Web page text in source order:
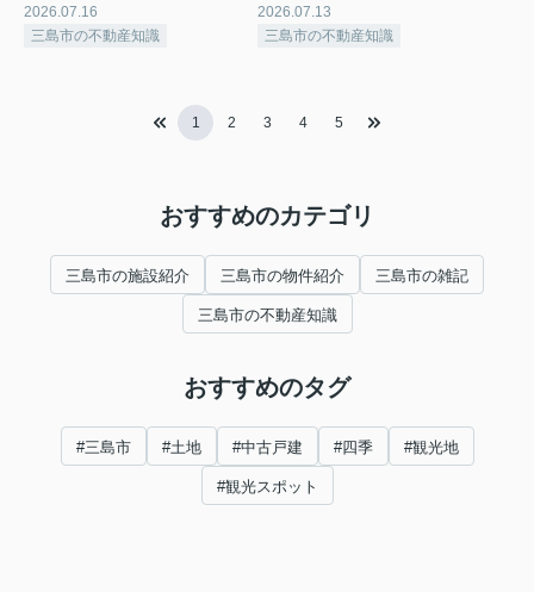
2026.07.16
三島市の不動産知識
2026.07.13
三島市の不動産知識
1 2 3 4 5
おすすめのカテゴリ
三島市の施設紹介 三島市の物件紹介 三島市の雑記
三島市の不動産知識
おすすめのタグ
#三島市 #土地 #中古戸建 #四季 #観光地
#観光スポット